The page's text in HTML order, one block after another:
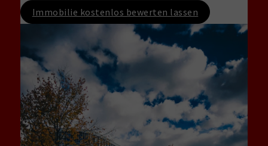
Immobilie kostenlos bewerten lassen